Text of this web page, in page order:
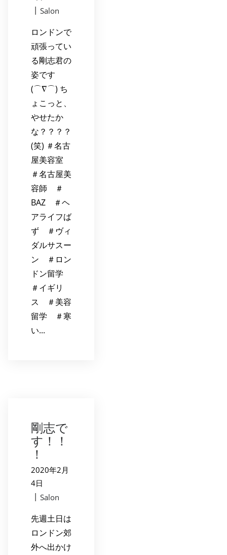
| Salon
ロンドンで
頑張ってい
る剛志君の
姿です
(⌒∇⌒) ち
ょこっと、
やせたか
な？？？？
(笑) ＃名古
屋美容室
＃名古屋美
容師 ＃
BAZ ＃ヘ
アライフば
ず ＃ヴィ
ダルサスー
ン ＃ロン
ドン留学
＃イギリ
ス ＃美容
留学 ＃寒
い...
剛志で
す！！
！
2020年2月
4日
| Salon
先週土日は
ロンドン郊
外へ出かけ